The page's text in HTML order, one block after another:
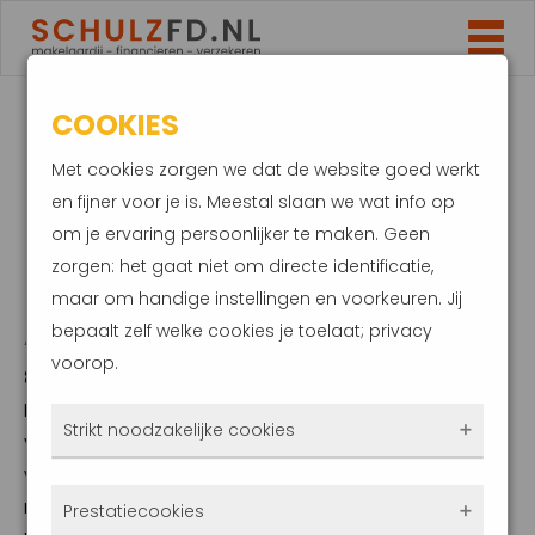
EEN
NIEUWBOUWHUIS
KOPEN? LET OP DEZE
AANDACHTSPUNTEN
8 augustus 2022
Kun je het ideale huis maar niet vinden? Of
vis je steeds achter het net in deze
woningmarkt? Het kopen van een
nieuwbouwhuis kan een goed alternatief zijn.
COOKIES
Met cookies zorgen we dat de website goed werkt
en fijner voor je is. Meestal slaan we wat info op
om je ervaring persoonlijker te maken. Geen
zorgen: het gaat niet om directe identificatie,
maar om handige instellingen en voorkeuren. Jij
bepaalt zelf welke cookies je toelaat; privacy
voorop.
Strikt noodzakelijke cookies
Prestatiecookies